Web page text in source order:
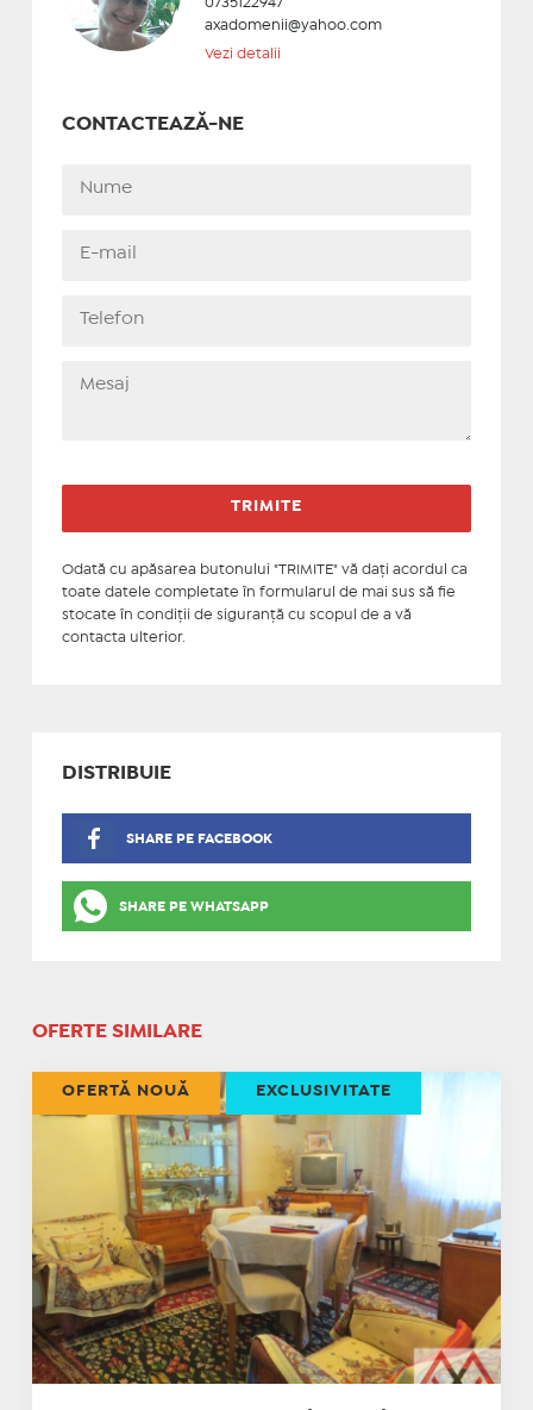
axadomenii@yahoo.com
Vezi detalii
CONTACTEAZĂ-NE
Odată cu apăsarea butonului "TRIMITE" vă daţi acordul ca
toate datele completate în formularul de mai sus să fie
stocate în condiţii de siguranţă cu scopul de a vă
contacta ulterior.
DISTRIBUIE
SHARE PE FACEBOOK
SHARE PE WHATSAPP
OFERTE SIMILARE
OFERTĂ NOUĂ EXCLUSIVITATE